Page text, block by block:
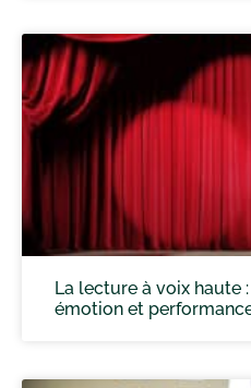
La lecture à voix haute
émotion et